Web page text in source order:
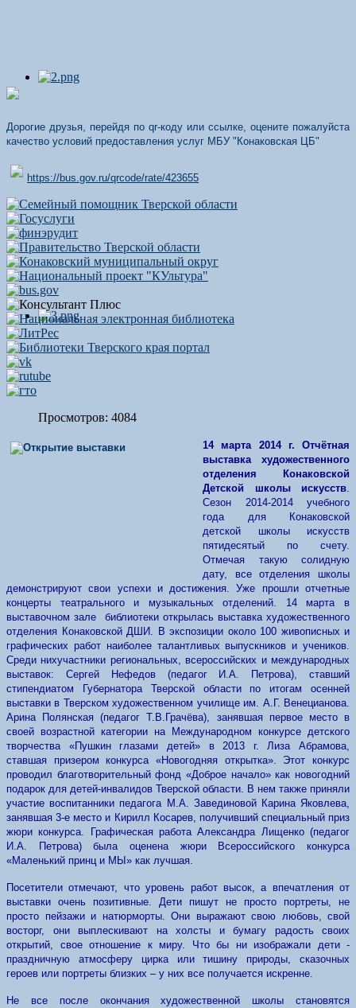
Дорогие друзья, перейдя по qr-коду или ссылке, оцените пожалуйста
качество условий предоставления услуг МБУ "Конаковская ЦБ"
https://bus.gov.ru/qrcode/rate/423655
Просмотров: 4084
14 марта 2014 г. Отчётная
выставка художественного
отделения Конаковской
Детской школы искусств.
Сезон 2014-2014 учебного
года для Конаковской
детской школы искусств
пятидесятый по счету.
Отмечая такую солидную
дату, все отделения школы
демонстрируют свои успехи и достижения. Уже прошли отчетные
концерты театрального и музыкальных отделений. 14 марта в
выставочном зале библиотеки открылась выставка художественного
отделения Конаковской ДШИ. В экспозиции около 100 живописных и
графических работ наиболее талантливых выпускников и учеников.
Среди нихучастники региональных, всероссийских и международных
выставок: Сергей Нефедов (педагог И.А. Петрова), ставший
стипендиатом Губернатора Тверской области по итогам осенней
выставки в Тверском художественном училище им. А.Г. Венецианова.
Арина Полянская (педагог Т.В.Грачёва), занявшая первое место в
своей возрастной категории на Международном конкурсе детского
творчества «Пушкин глазами детей» в 2013 г. Лиза Абрамова,
ставшая призером конкурса «Новогодняя открытка». Этот конкурс
проводил благотворительный фонд «Доброе начало» как новогодний
подарок для детей-инвалидов Тверской области. В нем также приняли
участие воспитанники педагога М.А. Завединовой Карина Яковлева,
занявшая 3-е место и Кирилл Косарев, получивший специальный приз
жюри конкурса. Графическая работа Александра Лищенко (педагог
И.А. Петрова) была оценена жюри Всероссийского конкурса
«Маленький принц и МЫ» как лучшая.
Посетители отмечают, что уровень работ высок, а впечатления от
выставки очень позитивные. Дети пишут не просто портреты, не
просто пейзажи и натюрморты. Они выражают свою любовь, свой
восторг, они выплескивают на холсты и бумагу радость своих
открытий, свое отношение к миру. Что бы ни изображали дети -
праздничную атмосферу цирка или тишину природы, сказочных
героев или портреты близких – у них все получается искренне.
Не все после окончания художественной школы становятся